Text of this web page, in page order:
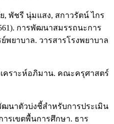
, พัชรี นุ่มแสง, สกาวรัตน์ ไกร
การพัฒนาสมรรถนะการ
พยาบาล. วารสารโรงพยาบาล
คราะห์อภิมาน. คณะครุศาสตร์
นาตัวบ่งชี้สำหรับการประเมิน
รเขตพื้นการศึกษา. ธาร